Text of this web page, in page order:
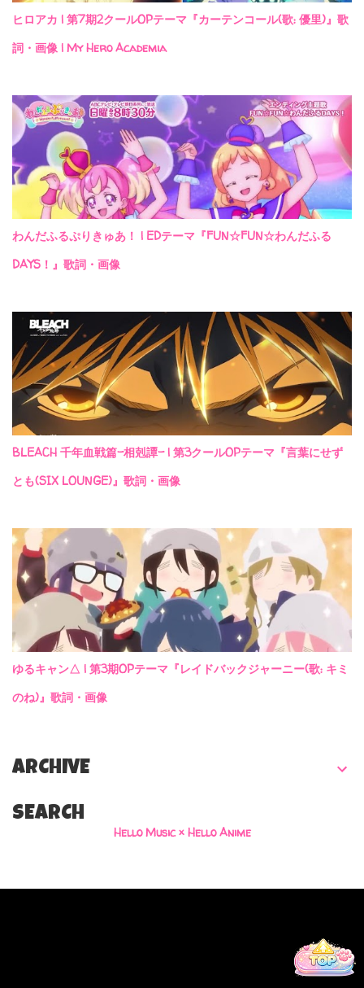
ヒロアカ | 第7期2クールOPテーマ『カーテンコール(歌: 優里)』歌
詞・画像 | My Hero Academia
わんだふるぷりきゅあ！ | EDテーマ『FUN☆FUN☆わんだふる
DAYS！』歌詞・画像
BLEACH 千年血戦篇-相剋譚- | 第3クールOPテーマ『言葉にせず
とも(SIX LOUNGE)』歌詞・画像
ゆるキャン△ | 第3期OPテーマ『レイドバックジャーニー(歌: キミ
のね)』歌詞・画像
ARCHIVE
SEARCH
Hello Music × Hello Anime